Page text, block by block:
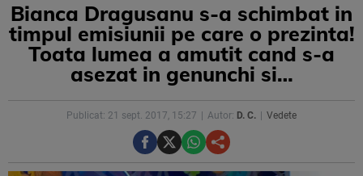
Bianca Dragusanu s-a schimbat in
timpul emisiunii pe care o prezinta!
Toata lumea a amutit cand s-a
asezat in genunchi si…
Publicat: 21 sept. 2017, 15:27 Autor: D. C. Vedete